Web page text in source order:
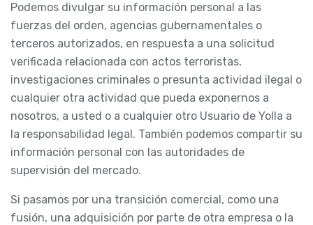
Podemos divulgar su información personal a las
fuerzas del orden, agencias gubernamentales o
terceros autorizados, en respuesta a una solicitud
verificada relacionada con actos terroristas,
investigaciones criminales o presunta actividad ilegal o
cualquier otra actividad que pueda exponernos a
nosotros, a usted o a cualquier otro Usuario de Yolla a
la responsabilidad legal. También podemos compartir su
información personal con las autoridades de
supervisión del mercado.
Si pasamos por una transición comercial, como una
fusión, una adquisición por parte de otra empresa o la